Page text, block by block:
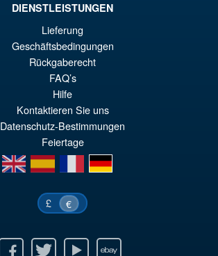
PRE ORDENA
DIENSTLEISTUNGEN
Lieferung
Geschäftsbedingungen
Rückgaberecht
FAQ’s
Hilfe
Kontaktieren Sie uns
Datenschutz-Bestimmungen
Feiertage
en
es fr de
£ €
Twitter Youtube Ebay